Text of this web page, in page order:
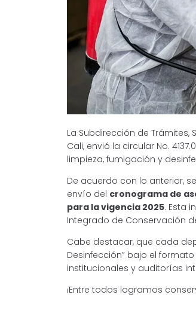
La Subdirección de
Cali, envió la circular No.
limpieza, fumigación y
De acuerdo con lo anterior,
envío del cronograma de
para la vigencia 2025. Esta
Integrado de Conservación
Cabe destacar, que cada
Desinfección” bajo el
institucionales y auditorías
¡Entre todos logramos